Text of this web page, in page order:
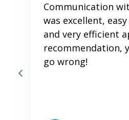
Communication
was excellent,
and very efficient
recommendation,
go wrong!